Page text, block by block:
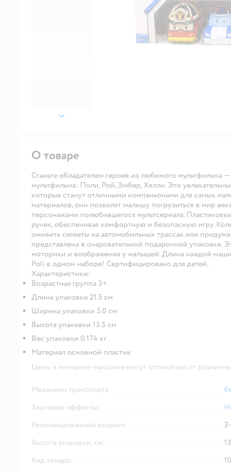
далее
О товаре
Станьте обладателем героев из любимого
мультфильма: Поли, Рой, Эмбер, Хэлли. Это
которые станут отличными компаньонами для самых
материалов, они позволят малышу погрузиться в мир
персонажами полюбившегося мультсериала.
ручек, обеспечивая комфортную и безопасную игру.
оживить сюжеты на автомобильных трассах или
представлена в очаровательной подарочной упаковке.
моторики и воображения у малышей. Длина каждой
Poli в одном наборе! Сертифицировано для детей.
Характеристики:
Возрастная группа 3+
Длина упаковки 21.5 см
Ширина упаковки 5.0 см
Высота упаковки 13.5 см
Вес упаковки 0.174 кг
Материал основной пластик
Цены в интернет-магазине могут отличаться от
Механизм транспорта:
Звуковые эффекты:
Рекомендованный возраст:
Высота упаковки, см:
Код товара: